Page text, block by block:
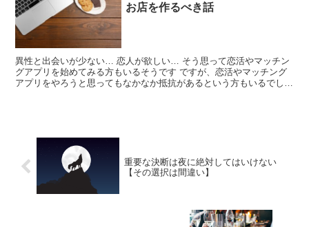
お店を作るべき話
異性と出会いが少ない… 恋人が欲しい… そう思って恋活やマッチン
グアプリを始めてみる方もいるそうです ですが、恋活やマッチング
アプリをやろうと思ってもなかなか抵抗があるという方もいるでしょ
重要な決断は夜に絶対してはいけない
【その選択は間違い】